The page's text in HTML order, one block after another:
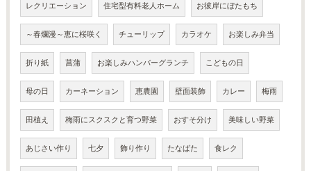
レクリエーション 住宅型有料老人ホーム お彼岸にぼたもち
～春爛漫～恵に桜咲く チューリップ カラオケ お楽しみ弁当
折り紙 菖蒲 お楽しみハンバーグランチ こどもの日
母の日 カーネーション 恵農園 壁面装飾 カレー 梅雨
田植え 梅雨にスクスクと育つ野菜 おすそ分け 美味しい野菜
あじさい作り 七夕 飾り作り たなばた 食レク